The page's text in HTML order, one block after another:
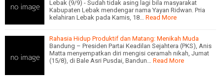
Lebak (9/9) - Sudah tidak asing lagi bila masyarakat
Kabupaten Lebak mendengar nama Yayan Ridwan. Pria
kelahiran Lebak pada Kamis, 18…
Read More
Rahasia Hidup Produktif dan Matang: Menikah Muda
Bandung – Presiden Partai Keadilan Sejahtera (PKS), Anis
Matta menyempatkan diri mengisi ceramah nikah, Jumat
(15/8), di Bale Asri Pusdai, Bandun…
Read More